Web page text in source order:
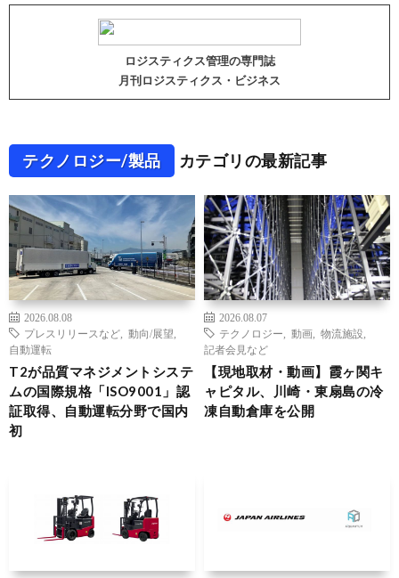
ロジスティクス管理の専門誌
月刊ロジスティクス・ビジネス
テクノロジー/製品 カテゴリの最新記事
2026.08.08
プレスリリースなど
動向/展望
自動運転
T2が品質マネジメントシステ
ムの国際規格「ISO9001」認
証取得、自動運転分野で国内
初
2026.08.07
テクノロジー
動画 物流施設
記者会見など
【現地取材・動画】霞ヶ関キ
ャピタル、川崎・東扇島の冷
凍自動倉庫を公開